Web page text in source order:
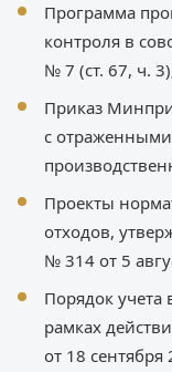
Программа
контроля в
№ 7 (ст. 67, ч.
Приказ
с
Проекты
отходов,
№ 314 от 5
Порядок учета
рамках
от 18